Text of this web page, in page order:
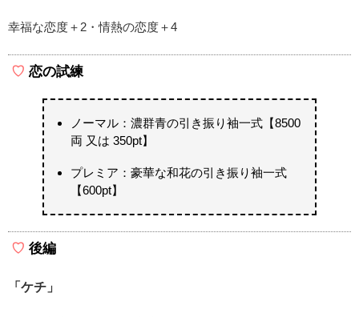
幸福な恋度＋2・情熱の恋度＋4
恋の試練
ノーマル：濃群青の引き振り袖一式【8500
両 又は 350pt】
プレミア：豪華な和花の引き振り袖一式
【600pt】
後編
「ケチ」